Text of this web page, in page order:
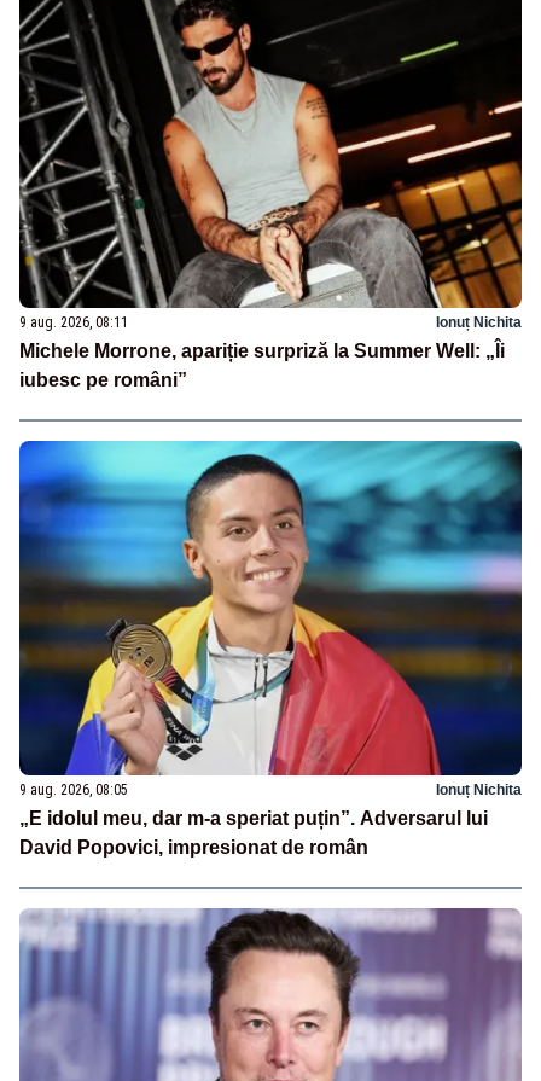
9 aug. 2026, 08:11 Ionuț Nichita
Michele Morrone, apariție surpriză la Summer Well: „Îi
iubesc pe români”
9 aug. 2026, 08:05 Ionuț Nichita
„E idolul meu, dar m-a speriat puțin”. Adversarul lui
David Popovici, impresionat de român